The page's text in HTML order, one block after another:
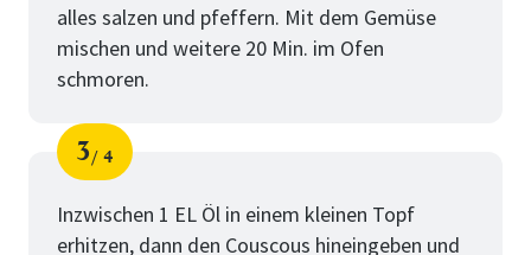
alles salzen und pfeffern. Mit dem Gemüse
mischen und weitere 20 Min. im Ofen
schmoren.
Schritt
3
von
4
Inzwischen 1 EL Öl in einem kleinen Topf
erhitzen, dann den Couscous hineingeben und